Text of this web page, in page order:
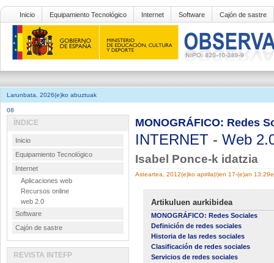
Inicio Equipamiento Tecnológico Internet Software Cajón de sastre
Larunbata, 2026(e)ko abuztuak
08
MONOGRÁFICO: Redes
INTERNET - Web
Isabel Ponce-k idatzia
Asteartea, 2012(e)ko apirila(r)en 17-(e)an
Artikuluen aurkibidea
MONOGRÁFICO: Redes Sociales
Definición de redes sociales
Historia de las redes sociales
Clasificación de redes sociales
Servicios de redes sociales
ÍNDICE
Inicio
Equipamiento Tecnológico
Internet
Aplicaciones web
Recursos online
web 2.0
Software
Cajón de sastre
REVISTA INTEFP